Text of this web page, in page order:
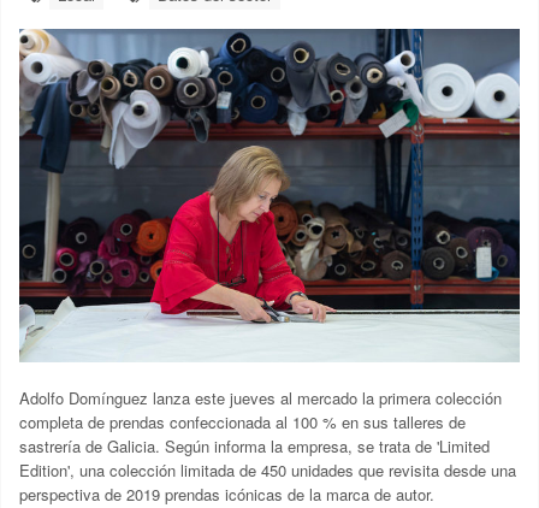
Adolfo Domínguez lanza este jueves al mercado la primera colección
completa de prendas confeccionada al 100 % en sus talleres de
sastrería de Galicia. Según informa la empresa, se trata de 'Limited
Edition', una colección limitada de 450 unidades que revisita desde una
perspectiva de 2019 prendas icónicas de la marca de autor.